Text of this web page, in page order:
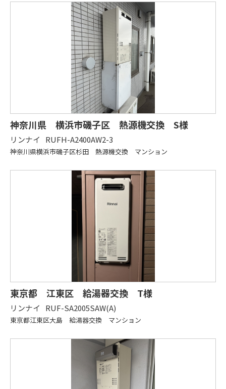
神奈川県 横浜市磯子区 熱源機交換 S様
リンナイ RUFH-A2400AW2-3
神奈川県横浜市磯子区杉田 熱源機交換 マンション
東京都 江東区 給湯器交換 T様
リンナイ RUF-SA2005SAW(A)
東京都江東区大島 給湯器交換 マンション